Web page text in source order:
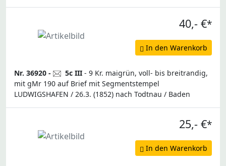
40,- €*
In den Warenkorb
Nr. 36920 - 5c III - 9 Kr. maigrün, voll- bis breitrandig,
mit gMr 190 auf Brief mit Segmentstempel
LUDWIGSHAFEN / 26.3. (1852) nach Todtnau / Baden
25,- €*
In den Warenkorb